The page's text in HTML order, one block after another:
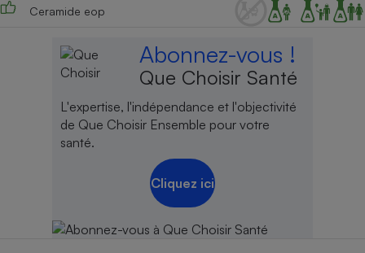
Ceramide eop
Abonnez-vous !
Que Choisir Santé
L'expertise, l'indépendance et l'objectivité
de Que Choisir Ensemble pour votre
santé.
Cliquez ici